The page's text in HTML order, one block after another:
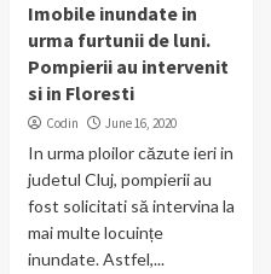
Imobile inundate in
urma furtunii de luni.
Pompierii au intervenit
si in Floresti
Codin June 16, 2020
In urma ploilor căzute ieri in
judetul Cluj, pompierii au
fost solicitati să intervina la
mai multe locuințe
inundate. Astfel,...